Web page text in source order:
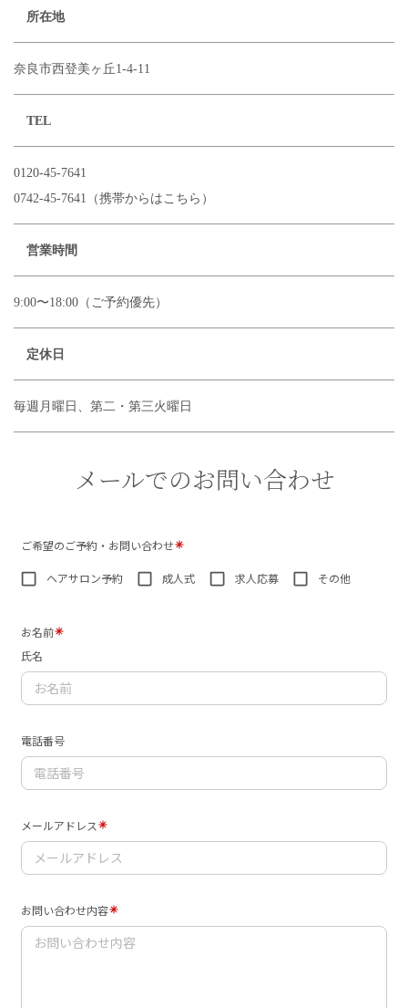
所在地
奈良市西登美ヶ丘1-4-11
TEL
0120-45-7641
0742-45-7641（携帯からはこちら）
営業時間
9:00〜18:00（ご予約優先）
定休日
毎週月曜日、第二・第三火曜日
メールでのお問い合わせ